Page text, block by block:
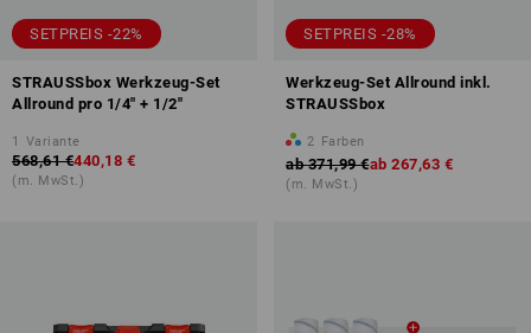
SETPREIS -22%
STRAUSSbox Werkzeug-Set
Allround pro 1/4" + 1/2"
1 Variante
568,61 €440,18 €
(m. MwSt.)
SETPREIS -28%
Werkzeug-Set Allround inkl.
STRAUSSbox
2 Farben
ab 371,99 €ab 267,63 €
(m. MwSt.)